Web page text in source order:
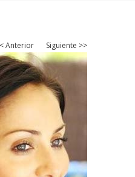
Anterior Siguiente >>